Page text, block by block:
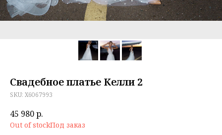
Свадебное платье Келли 2
SKU: X6067993
45 980р.
Out of stock